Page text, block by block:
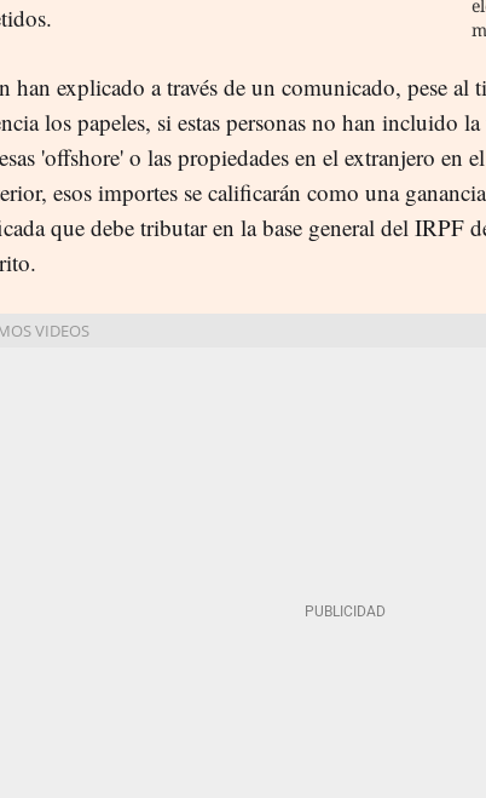
han explicado a través de un comunicado, pese al
los papeles, si estas personas no han incluido
'offshore' o las propiedades en el extranjero en
esos importes se calificarán como una
que debe tributar en la base general del IRPF